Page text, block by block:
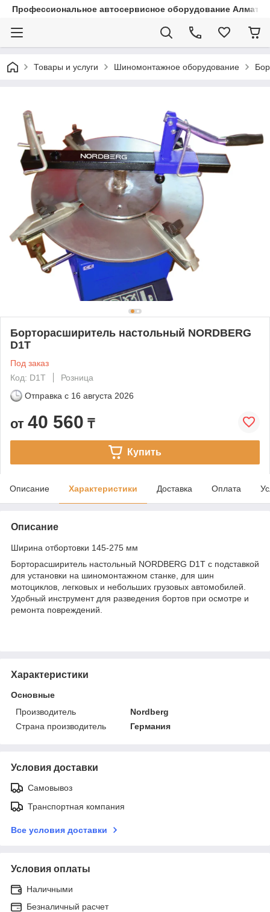
Профессиональное автосервисное оборудование Алматы
Товары и услуги Шиномонтажное оборудование
Борторасширитель настольный NORDBERG
D1T
Под заказ
Код: D1T
Розница
Отправка с 16 августа 2026
от 40 560 ₸
Купить
Описание Характеристики Доставка Оплата
Описание
Ширина отбортовки 145-275 мм
Борторасширитель настольный NORDBERG D1T с подставкой
для установки на шиномонтажном станке, для шин
мотоциклов, легковых и небольших грузовых автомобилей.
Удобный инструмент для разведения бортов при осмотре и
ремонта повреждений.
Характеристики
Основные
Производитель
Nordberg
Страна производитель
Германия
Условия доставки
Самовывоз
Транспортная компания
Все условия доставки
Условия оплаты
Наличными
Безналичный расчет